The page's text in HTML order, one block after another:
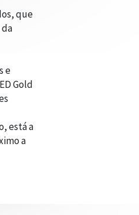
que
e
Gold
está a
a